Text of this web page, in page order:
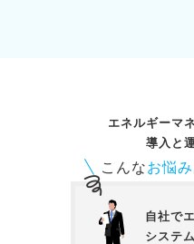
エネルギーマ
導入と
こんなお悩み
自社で
システ